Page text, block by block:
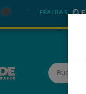
FRALDAS 🪞